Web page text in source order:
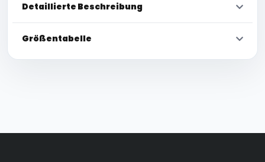
Detaillierte Beschreibung
Größentabelle